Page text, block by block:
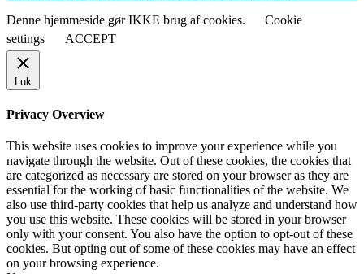
Denne hjemmeside gør IKKE brug af cookies.
Cookie
settings
ACCEPT
Luk
Privacy Overview
This website uses cookies to improve your experience while you
navigate through the website. Out of these cookies, the cookies that
are categorized as necessary are stored on your browser as they are
essential for the working of basic functionalities of the website. We
also use third-party cookies that help us analyze and understand how
you use this website. These cookies will be stored in your browser
only with your consent. You also have the option to opt-out of these
cookies. But opting out of some of these cookies may have an effect
on your browsing experience.